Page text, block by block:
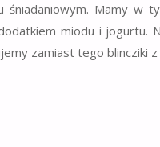
śniadaniowym. Mamy w
miodu i jogurtu.
zamiast tego blincziki